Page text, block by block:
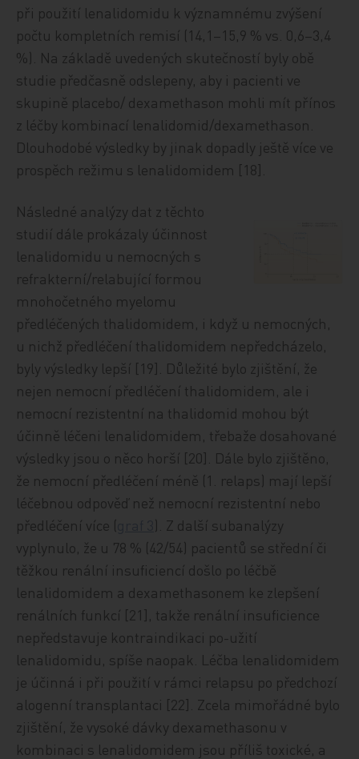
při použití lenalidomidu k významnému zvýšení
počtu kompletních remisí (14,1–15,9 % vs. 0,6–3,4
%). Na základě uvedených skutečností byly obě
studie předčasně odslepeny, aby i pacienti ve
skupině placebo/ dexamethason mohli mít přínos
z léčby kombinací lenalidomid/dexamethason.
Dlouhodobé výsledky by jinak dopadly ještě více ve
prospěch režimu s lenalidomidem [18].
Následné analýzy dat z těchto
studií dále prokázaly účinnost
lenalidomidu u nemocných s
refrakterní/relabující formou
mnohočetného myelomu
předléčených thalidomidem, i když u nemocných,
u nichž předléčení thalidomidem nepředcházelo,
byly výsledky lepší [19]. Důležité bylo zjištění, že
nejen nemocní předléčení thalidomidem, ale i
nemocní rezistentní na thalidomid mohou být
účinně léčeni lenalidomidem, třebaže dosahované
výsledky jsou o něco horší [20]. Dále bylo zjištěno,
že nemocní předléčení méně (1. relaps) mají lepší
léčebnou odpověď než nemocní rezistentní nebo
předléčení více (
). Z další subanalýzy
vyplynulo, že u 78 % (42/54) pacientů se střední či
těžkou renální insuficiencí došlo po léčbě
lenalidomidem a dexamethasonem ke zlepšení
renálních funkcí [21], takže renální insuficience
nepředstavuje kontraindikaci po-užití
lenalidomidu, spíše naopak. Léčba lenalidomidem
je účinná i při použití v rámci relapsu po předchozí
alogenní transplantaci [22]. Zcela mimořádné bylo
zjištění, že vysoké dávky dexamethasonu v
kombinaci s lenalidomidem jsou příliš toxické, a